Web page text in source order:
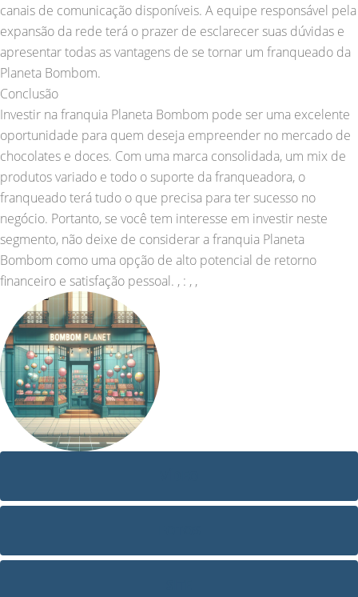
canais de comunicação disponíveis. A equipe responsável pela
expansão da rede terá o prazer de esclarecer suas dúvidas e
apresentar todas as vantagens de se tornar um franqueado da
Planeta Bombom.
Conclusão
Investir na franquia Planeta Bombom pode ser uma excelente
oportunidade para quem deseja empreender no mercado de
chocolates e doces. Com uma marca consolidada, um mix de
produtos variado e todo o suporte da franqueadora, o
franqueado terá tudo o que precisa para ter sucesso no
negócio. Portanto, se você tem interesse em investir neste
segmento, não deixe de considerar a franquia Planeta
Bombom como uma opção de alto potencial de retorno
financeiro e satisfação pessoal. , : , ,